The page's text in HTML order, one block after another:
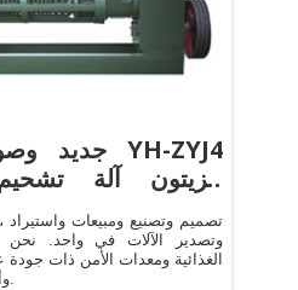
الزيتون آلة
وتصدير الآلات في واحد. نحن
الغذائية ومعدات الأمن ذات جودة
وأيضا بأسعار تنافسية.